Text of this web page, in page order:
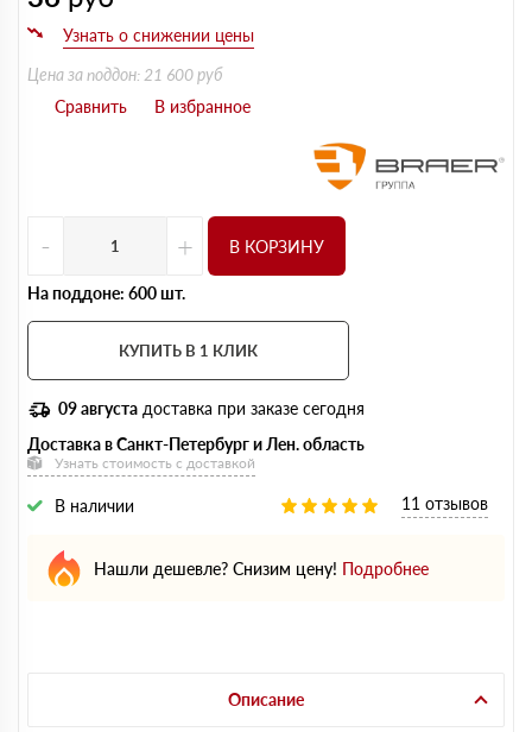
Цена за поддон: 21 600 руб
- + В КОРЗИНУ
На поддоне: 600 шт.
КУПИТЬ В 1 КЛИК
09 августа доставка при заказе сегодня
Доставка в Санкт-Петербург и Лен. область
Узнать стоимость с доставкой
В наличии 11 отзывов
Нашли дешевле? Снизим цену! Подробнее
Описание